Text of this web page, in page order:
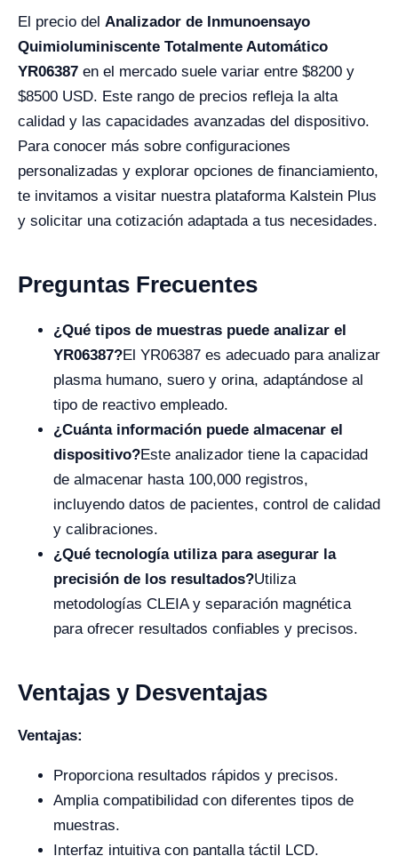
El precio del Analizador de Inmunoensayo
Quimioluminiscente Totalmente Automático
YR06387 en el mercado suele variar entre $8200 y
$8500 USD. Este rango de precios refleja la alta
calidad y las capacidades avanzadas del dispositivo.
Para conocer más sobre configuraciones
personalizadas y explorar opciones de financiamiento,
te invitamos a visitar nuestra plataforma Kalstein Plus
y solicitar una cotización adaptada a tus necesidades.
Preguntas Frecuentes
¿Qué tipos de muestras puede analizar el
YR06387?El YR06387 es adecuado para analizar
plasma humano, suero y orina, adaptándose al
tipo de reactivo empleado.
¿Cuánta información puede almacenar el
dispositivo?Este analizador tiene la capacidad
de almacenar hasta 100,000 registros,
incluyendo datos de pacientes, control de calidad
y calibraciones.
¿Qué tecnología utiliza para asegurar la
precisión de los resultados?Utiliza
metodologías CLEIA y separación magnética
para ofrecer resultados confiables y precisos.
Ventajas y Desventajas
Ventajas:
Proporciona resultados rápidos y precisos.
Amplia compatibilidad con diferentes tipos de
muestras.
Interfaz intuitiva con pantalla táctil LCD.